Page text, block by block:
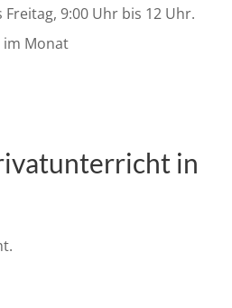
Freitag, 9:00 Uhr bis 12 Uhr.
Monat
in